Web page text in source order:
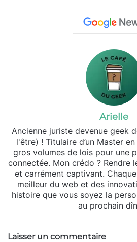
Arielle
Ancienne juriste devenue geek
l'être) ! Titulaire d’un Master
gros volumes de lois pour une
connectée. Mon crédo ? Rendre
et carrément captivant.
meilleur du web et des
histoire que vous soyez la
au prochain
Laisser un commentaire